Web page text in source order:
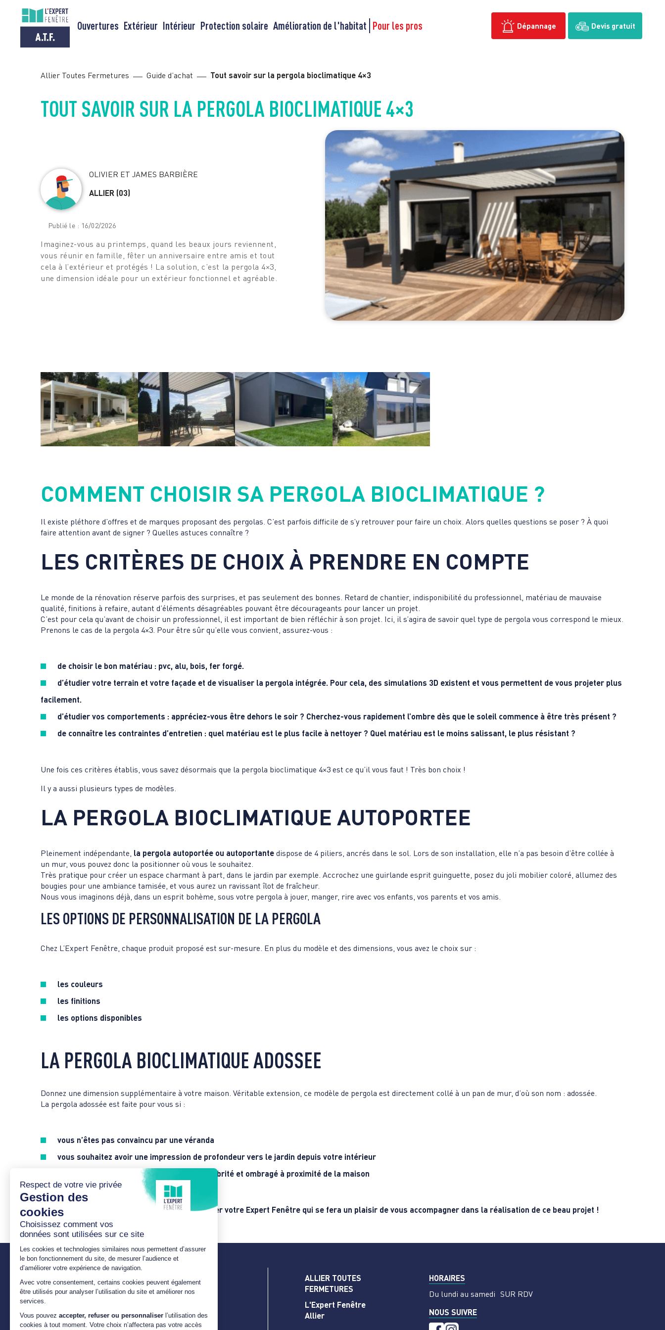
contenu
Dépannage Devis gratuit
Ouvertures Extérieur Intérieur Protection solaire Amélioration de l'habitat Pour les pros
Allier Toutes Fermetures Guide d’achat Tout savoir sur la pergola bioclimatique 4×3
TOUT SAVOIR SUR LA PERGOLA BIOCLIMATIQUE 4×3
OLIVIER ET JAMES BARBIÈRE
ALLIER (03)
Publié le : 16/02/2026
Imaginez-vous au printemps, quand les beaux jours reviennent,
vous réunir en famille, fêter un anniversaire entre amis et tout
cela à l’extérieur et protégés ! La solution, c’est la pergola 4×3,
une dimension idéale pour un extérieur fonctionnel et agréable.
COMMENT CHOISIR SA PERGOLA BIOCLIMATIQUE ?
Il existe pléthore d’offres et de marques proposant des pergolas. C’est parfois difficile de s’y retrouver pour faire un choix. Alors quelles questions se poser ? À quoi
faire attention avant de signer ? Quelles astuces connaître ?
LES CRITÈRES DE CHOIX À PRENDRE EN COMPTE
Le monde de la rénovation réserve parfois des surprises, et pas seulement des bonnes. Retard de chantier, indisponibilité du professionnel, matériau de mauvaise
qualité, finitions à refaire, autant d’éléments désagréables pouvant être décourageants pour lancer un projet.
C’est pour cela qu’avant de choisir un professionnel, il est important de bien réfléchir à son projet. Ici, il s’agira de savoir quel type de pergola vous correspond le mieux.
Prenons le cas de la pergola 4×3. Pour être sûr qu’elle vous convient, assurez-vous :
de choisir le bon matériau : pvc, alu, bois, fer forgé.
d’étudier votre terrain et votre façadeet de visualiser la pergola intégrée. Pour cela, des simulations 3D existent et vous permettent de vous projeter plus
facilement.
d’étudier vos comportements : appréciez-vous être dehors le soir ? Cherchez-vous rapidement l’ombre dès que le soleil commence à être très présent ?
de connaître les contraintes d’entretien : quel matériau est le plus facile à nettoyer ? Quel matériau est le moins salissant, le plus résistant ?
Une fois ces critères établis, vous savez désormais que la pergola bioclimatique 4×3 est ce qu’il vous faut ! Très bon choix !
Il y a aussi plusieurs types de modèles.
LA PERGOLA BIOCLIMATIQUE AUTOPORTEE
Pleinement indépendante, la pergola autoportée ou autoportante dispose de 4 piliers, ancrés dans le sol. Lors de son installation, elle n’a pas besoin d’être collée à
un mur, vous pouvez donc la positionner où vous le souhaitez.
Très pratique pour créer un espace charmant à part, dans le jardin par exemple. Accrochez une guirlande esprit guinguette, posez du joli mobilier coloré, allumez des
bougies pour une ambiance tamisée, et vous aurez un ravissant îlot de fraîcheur.
Nous vous imaginons déjà, dans un esprit bohème, sous votre pergola à jouer, manger, rire avec vos enfants, vos parents et vos amis.
LES OPTIONS DE PERSONNALISATION DE LA PERGOLA
Chez L’Expert Fenêtre, chaque produit proposé est sur-mesure. En plus du modèle et des dimensions, vous avez le choix sur :
les couleurs
les finitions
les options disponibles
LA PERGOLA BIOCLIMATIQUE ADOSSEE
Donnez une dimension supplémentaire à votre maison. Véritable extension, ce modèle de pergola est directement collé à un pan de mur, d’où son nom : adossée.
La pergola adossée est faite pour vous si :
vous n’êtes pas convaincu par une véranda
vous souhaitez avoir une impression de profondeur vers le jardin depuis votre intérieur
vous voulez profiter d’un espace terrasse abrité et ombragé à proximité de la maison
Après lecture de ces infos, vous pouvez contacter votre Expert Fenêtre qui se fera un plaisir de vous accompagner dans la réalisation de ce beau projet !
L’Expert Fenêtre est un réseau d’artisans
ALLIER TOUTES
FERMETURES
L'Expert Fenêtre
Allier
HORAIRES
Du lundi au samedi SUR RDV
NOUS SUIVRE